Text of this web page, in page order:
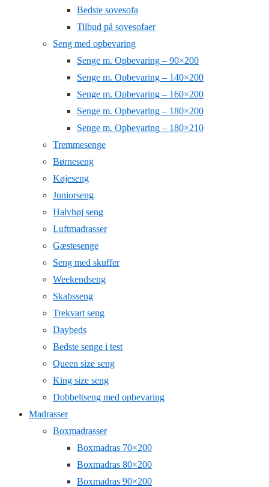
Bedste sovesofa
Tilbud på sovesofaer
Seng med opbevaring
Senge m. Opbevaring – 90×200
Senge m. Opbevaring – 140×200
Senge m. Opbevaring – 160×200
Senge m. Opbevaring – 180×200
Senge m. Opbevaring – 180×210
Tremmesenge
Børneseng
Køjeseng
Juniorseng
Halvhøj seng
Luftmadrasser
Gæstesenge
Seng med skuffer
Weekendseng
Skabsseng
Trekvart seng
Daybeds
Bedste senge i test
Queen size seng
King size seng
Dobbeltseng med opbevaring
Madrasser
Boxmadrasser
Boxmadras 70×200
Boxmadras 80×200
Boxmadras 90×200